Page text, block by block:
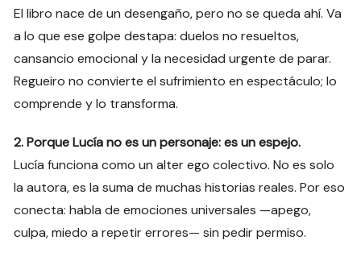
El libro nace de un desengaño, pero no se queda ahí. Va
a lo que ese golpe destapa: duelos no resueltos,
cansancio emocional y la necesidad urgente de parar.
Regueiro no convierte el sufrimiento en espectáculo; lo
comprende y lo transforma.
2. Porque Lucía no es un personaje: es un espejo.
Lucía funciona como un alter ego colectivo. No es solo
la autora, es la suma de muchas historias reales. Por eso
conecta: habla de emociones universales —apego,
culpa, miedo a repetir errores— sin pedir permiso.